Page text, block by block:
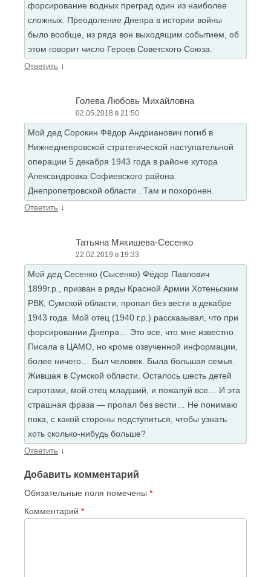
форсирование водных преград один из наиболее
сложных. Преодоление Днепра в истории войны
было вообще, из ряда вон выходящим событием, об
этом говорит число Героев Советского Союза.
Ответить ↓
Голева Любовь Михайловна
02.05.2018 в 21:50
Мой дед Сорокин Фёдор Андрианович погиб в
Нижнеднепровской стратегической наступательной
операции 5 декабря 1943 года в районе хутора
Александровка Софиевского района
Днепропетровской области . Там и похоронен.
Ответить ↓
Татьяна Мякишева-Сесенко
22.02.2019 в 19:33
Мой дед Сесенко (Сысенко) Фёдор Павлович
1899г.р., призван в ряды Красной Армии Хотеньским
РВК, Сумской области, пропал без вести в декабре
1943 года. Мой отец (1940 г.р.) рассказывал, что при
форсировании Днепра… Это все, что мне известно.
Писала в ЦАМО, но кроме озвученной информации,
более ничего… Был человек. Была большая семья.
Жившая в Сумской области. Осталось шесть детей
сиротами, мой отец младший, и пожалуй все… И эта
страшная фраза — пропал без вести… Не понимаю
пока, с какой стороны подступиться, чтобы узнать
хоть сколько-нибудь больше?
Ответить ↓
Добавить комментарий
Обязательные поля помечены *
Комментарий *